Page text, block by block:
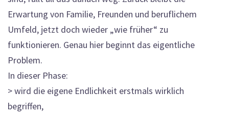
Erwartung von Familie, Freunden und beruflichem
Umfeld, jetzt doch wieder „wie früher“ zu
funktionieren. Genau hier beginnt das eigentliche
Problem.
In dieser Phase:
> wird die eigene Endlichkeit erstmals wirklich
begriffen,